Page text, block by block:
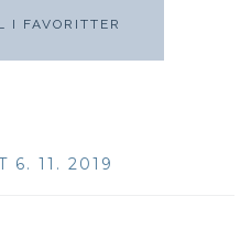
I FAVORITTER
6. 11. 2019